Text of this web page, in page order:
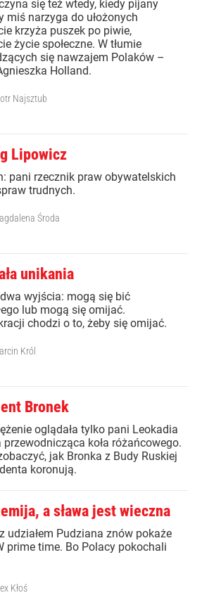
się też wtedy, kiedy pijany
miś narzyga do ułożonych
krzyża puszek po piwie,
życie społeczne. W tłumie
się nawzajem Polaków –
Holland.
Najsztub
Lipowicz
pani rzecznik praw obywatelskich
trudnych.
Środa
unikania
wyjścia: mogą się bić
lub mogą się omijać.
chodzi o to, żeby się omijać.
Król
Bronek
oglądała tylko pani Leokadia
koła różańcowego.
jak Bronka z Budy Ruskiej
koronują.
a sława jest wieczna
udziałem Pudziana znów pokaże
prime time. Bo Polacy pokochali
Kłoś